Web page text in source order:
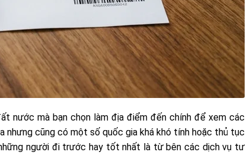
nước mà bạn chọn làm địa điểm đến chính để xem các
cũng có một số quốc gia khá khó tính hoặc thủ tục
người đi trước hay tốt nhất là từ bên các dịch vụ tư